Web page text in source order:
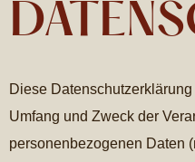
Diese
Umfang und Zweck der
personenbezogenen Daten